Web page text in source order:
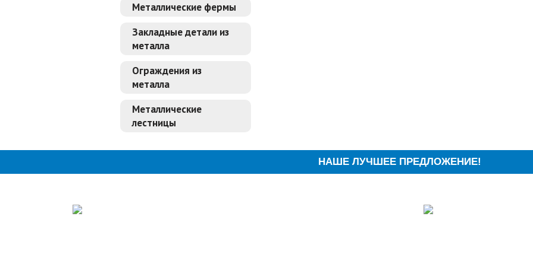
Металлические фермы
Закладные детали из
металла
Ограждения из
металла
Металлические
лестницы
НАШЕ ЛУЧШЕЕ ПРЕДЛОЖЕНИЕ!